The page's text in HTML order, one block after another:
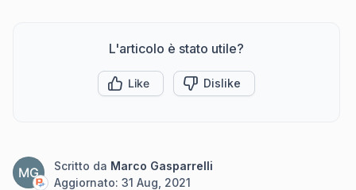
L'articolo è stato utile?
Like Dislike
MG Scritto da Marco Gasparrelli
Aggiornato: 31 Aug, 2021